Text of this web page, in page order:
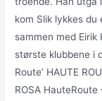
kom Slik lykkes du
sammen med
største klubbene i
Route’ HAUTE
ROSA